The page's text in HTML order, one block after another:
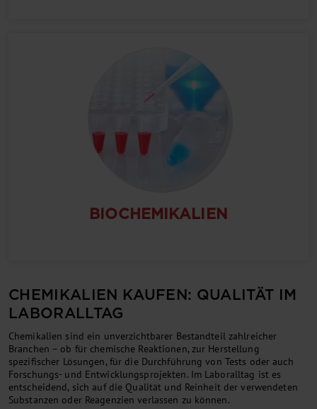
BIOCHEMIKALIEN
CHEMIKALIEN KAUFEN: QUALITÄT IM
LABORALLTAG
Chemikalien sind ein unverzichtbarer Bestandteil zahlreicher
Branchen – ob für chemische Reaktionen, zur Herstellung
spezifischer Lösungen, für die Durchführung von Tests oder auch
Forschungs- und Entwicklungsprojekten. Im Laboralltag ist es
entscheidend, sich auf die Qualität und Reinheit der verwendeten
Substanzen oder Reagenzien verlassen zu können.